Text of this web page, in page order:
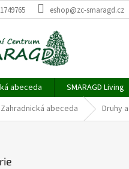
eshop@zc-smaragd.cz
abeceda SMARAGD Living
Zahradnická abeceda Druhy